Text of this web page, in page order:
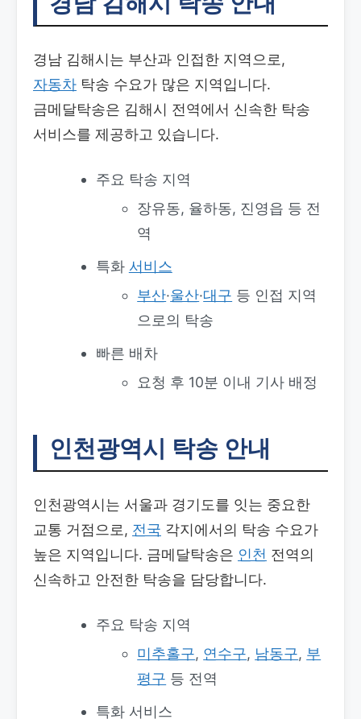
경남 김해시는 부산과 인접한 지역으로,
자동차 탁송 수요가 많은 지역입니다.
금메달탁송은 김해시 전역에서 신속한 탁송
서비스를 제공하고 있습니다.
주요 탁송 지역
장유동, 율하동, 진영읍 등 전
역
특화 서비스
부산·울산·대구 등 인접 지역
으로의 탁송
빠른 배차
요청 후 10분 이내 기사 배정
인천광역시 탁송 안내
인천광역시는 서울과 경기도를 잇는 중요한
교통 거점으로, 전국 각지에서의 탁송 수요가
높은 지역입니다. 금메달탁송은 인천 전역의
신속하고 안전한 탁송을 담당합니다.
주요 탁송 지역
미추홀구, 연수구, 남동구, 부
평구 등 전역
특화 서비스